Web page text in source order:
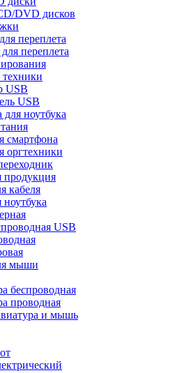
DVD дисков
переплета
переплета
техники
USB
USB
для ноутбука
смартфона
оргтехники
продукция
кабеля
USB
мыши
беспроводная
проводная
и мышь